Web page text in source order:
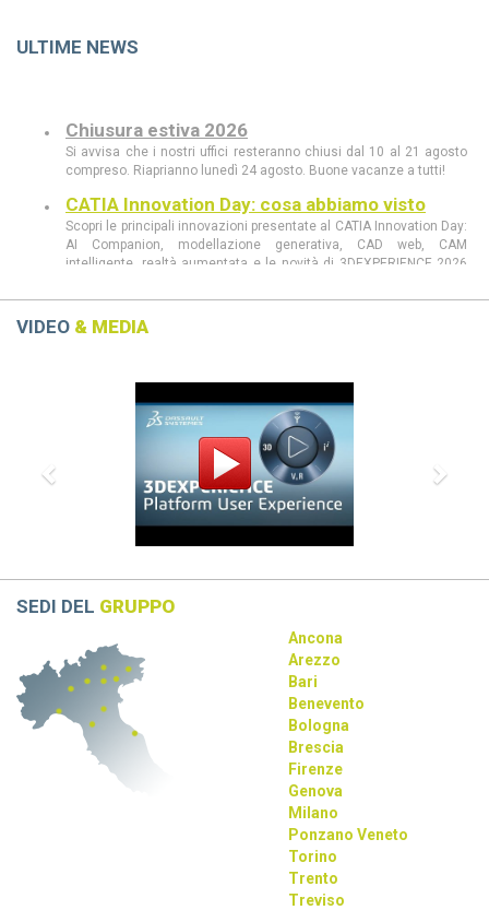
ULTIME NEWS
Chiusura estiva 2026
Si avvisa che i nostri uffici resteranno chiusi dal 10 al 21 agosto
compreso. Riaprianno lunedì 24 agosto. Buone vacanze a tutti!
CATIA Innovation Day: cosa abbiamo visto
Scopri le principali innovazioni presentate al CATIA Innovation Day:
AI Companion, modellazione generativa, CAD web, CAM
intelligente, realtà aumentata e le novità di 3DEXPERIENCE 2026
CATIA Innovation Day 11 giugno a Milano
Scopri al CATIA Innovation Day 2026 come AI, 3DEXPERIENCE e
CATIA R2026 vs CATIA R2025: tutte le
differenze che devi conoscere
scopri le differenze tra CATIA R2026 e CATIA R2025
Dassault Systèmes, Apple e NVIDIA: una
partnership strategica
La collaborazione tra Dassault Systèmes, Apple e NVIDIA
rivoluziona la progettazione con AI e tecnologie immersive.
VIDEO & MEDIA
SEDI DEL GRUPPO
Ancona
Arezzo
Bari
Benevento
Bologna
Brescia
Firenze
Genova
Milano
Ponzano Veneto
Torino
Trento
Treviso